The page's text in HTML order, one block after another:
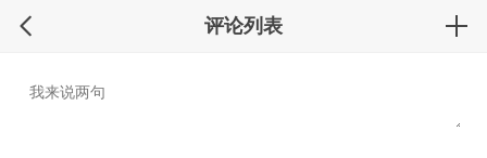
评论列表